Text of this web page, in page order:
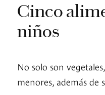
Cinco
niños
No solo son
menores, además